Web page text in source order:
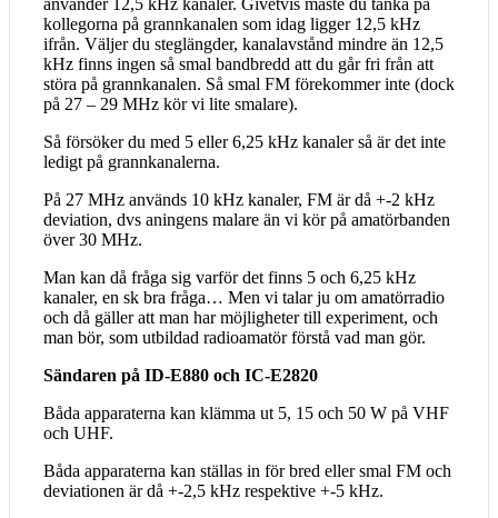
använder 12,5 kHz kanaler. Givetvis måste du tänka på
kollegorna på grannkanalen som idag ligger 12,5 kHz
ifrån. Väljer du steglängder, kanalavstånd mindre än 12,5
kHz finns ingen så smal bandbredd att du går fri från att
störa på grannkanalen. Så smal FM förekommer inte (dock
på 27 – 29 MHz kör vi lite smalare).
Så försöker du med 5 eller 6,25 kHz kanaler så är det inte
ledigt på grannkanalerna.
På 27 MHz används 10 kHz kanaler, FM är då +-2 kHz
deviation, dvs aningens malare än vi kör på amatörbanden
över 30 MHz.
Man kan då fråga sig varför det finns 5 och 6,25 kHz
kanaler, en sk bra fråga… Men vi talar ju om amatörradio
och då gäller att man har möjligheter till experiment, och
man bör, som utbildad radioamatör förstå vad man gör.
Sändaren på ID-E880 och IC-E2820
Båda apparaterna kan klämma ut 5, 15 och 50 W på VHF
och UHF.
Båda apparaterna kan ställas in för bred eller smal FM och
deviationen är då +-2,5 kHz respektive +-5 kHz.